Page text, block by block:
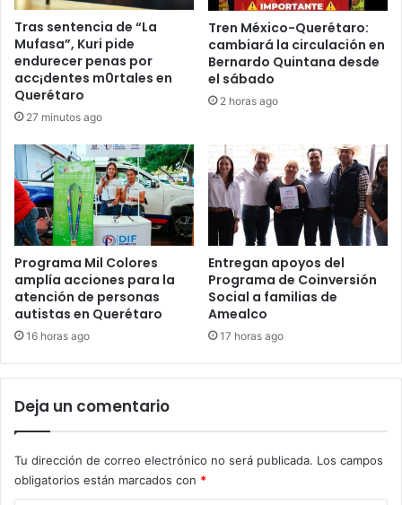
Tras sentencia de “La
Mufasa”, Kuri pide
endurecer penas por
acc¡dentes m0rtales en
Querétaro
27 minutos ago
Tren México-Querétaro:
cambiará la circulación en
Bernardo Quintana desde
el sábado
2 horas ago
Programa Mil Colores
amplía acciones para la
atención de personas
autistas en Querétaro
16 horas ago
Entregan apoyos del
Programa de Coinversión
Social a familias de
Amealco
17 horas ago
Deja un comentario
Tu dirección de correo electrónico no será publicada. Los campos
obligatorios están marcados con *